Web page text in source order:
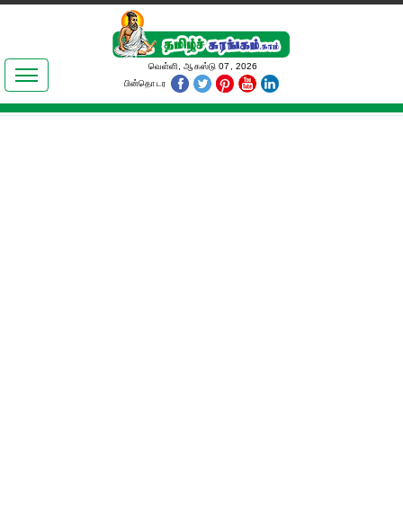
இலக்கியங்கள்
தமிழ் உலகம்
வெள்ளி, ஆகஸ்டு 07, 2026
பின்தொடர